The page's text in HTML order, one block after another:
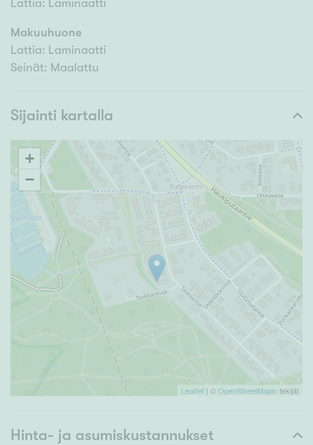
Lattia: Laminaatti
Makuuhuone
Lattia: Laminaatti
Seinät: Maalattu
Sijainti kartalla
+
−
Leaflet | ©OpenStreetMapintekijät
Hinta- ja asumiskustannukset